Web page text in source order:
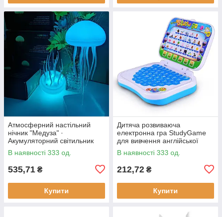
Атмосферний настільний
нічник "Медуза" ∙
Акумуляторний світильник
В наявності 333 од.
535,71 ₴
Купити
Дитяча розвиваюча
електронна гра StudyGame
для вивчення англійської
мови · Інтерактивний
комп'ютер для дитини
В наявності 333 од.
212,72 ₴
Купити